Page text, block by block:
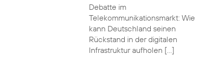
Debatte im
Telekommunikationsmarkt: Wie
kann Deutschland seinen
Rückstand in der digitalen
Infrastruktur aufholen […]